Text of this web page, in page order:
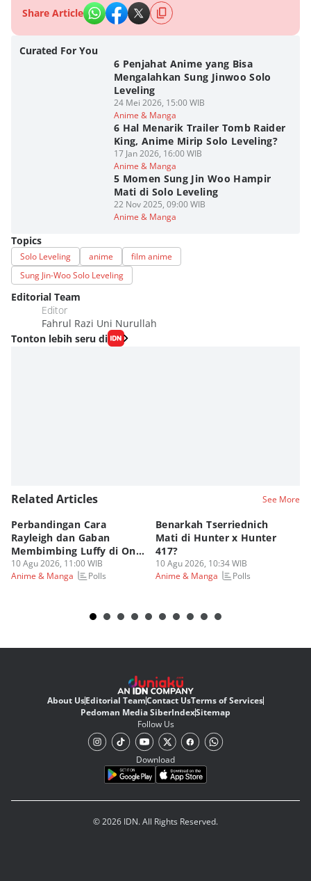
Share Article
Curated For You
6 Penjahat Anime yang Bisa
Mengalahkan Sung Jinwoo Solo
Leveling
24 Mei 2026, 15:00 WIB
Anime & Manga
6 Hal Menarik Trailer Tomb Raider
King, Anime Mirip Solo Leveling?
17 Jan 2026, 16:00 WIB
Anime & Manga
5 Momen Sung Jin Woo Hampir
Mati di Solo Leveling
22 Nov 2025, 09:00 WIB
Anime & Manga
Topics
Solo Leveling anime
film anime
Sung Jin-Woo Solo Leveling
Editorial Team
Editor
Fahrul Razi Uni Nurullah
Tonton lebih seru di
Related Articles See More
Perbandingan Cara
Rayleigh dan Gaban
Membimbing Luffy di One
Piece!
10 Agu 2026, 11:00 WIB
Anime & Manga
Polls
Benarkah Tserriednich
Mati di Hunter x Hunter
417?
10 Agu 2026, 10:34 WIB
Anime & Manga
Polls
About UsEditorial TeamContact UsTerms of Services
Pedoman Media SiberIndexSitemap
Follow Us
Download
© 2026 IDN. All Rights Reserved.